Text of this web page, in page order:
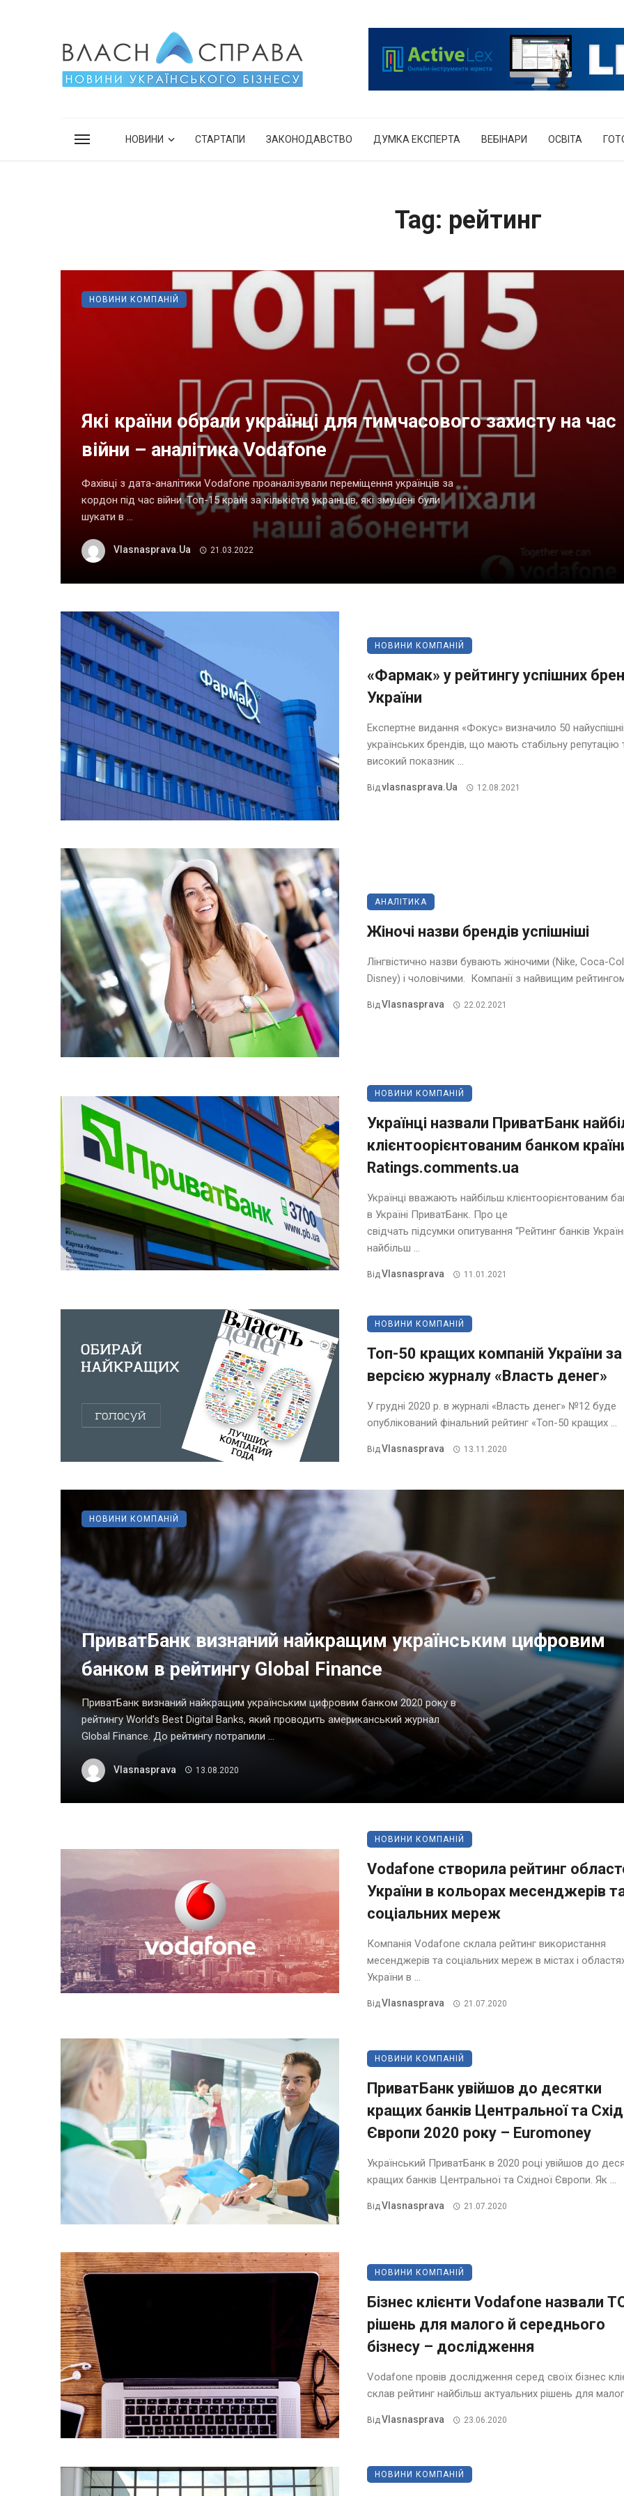
НОВИНИ СТАРТАПИ ЗАКОНОДАВСТВО ДУМКА ЕКСПЕРТА ВЕБІНАРИ ОСВІТА
Tag: рейтинг
Які країни обрали українці для тимчасового захисту на час
війни – аналітика Vodafone
Фахівці з дата-аналітики Vodafone проаналізували переміщення українців за
кордон під час війни. Топ-15 країн за кількістю українців, які змушені були
шукати в ...
Vlasnasprava.ua 21.03.2022
НОВИНИ КОМПАНІЙ
НОВИНИ КОМПАНІЙ
«Фармак» у рейтингу успішних
України
Експертне видання «Фокус» визначило 50
українських брендів, що мають стабільну репутацію
високий показник ...
ВідVlasnasprava.ua 12.08.2021
АНАЛІТИКА
Жіночі назви брендів успішніші
Лінгвістично назви бувають жіночими (Nike, Coca-
Disney) і чоловічими. Компанії з найвищим
ВідVlasnasprava 22.02.2021
НОВИНИ КОМПАНІЙ
Українці назвали ПриватБанк
клієнтоорієнтованим банком
Ratings.comments.ua
Українці вважають найбільш клієнтоорієнтованим
в Україні ПриватБанк. Про це
свідчать підсумки опитування “Рейтинг банків
найбільш ...
ВідVlasnasprava 11.01.2021
НОВИНИ КОМПАНІЙ
Топ-50 кращих компаній України за
версією журналу «Власть денег»
У грудні 2020 р. в журналі «Власть денег» №12 буде
опублікований фінальний рейтинг «Топ-50 кращих ...
Від Vlasnasprava 13.11.2020
ПриватБанк визнаний найкращим українським цифровим
банком в рейтингу Global Finance
ПриватБанк визнаний найкращим українським цифровим банком 2020 року в
рейтингу World’s Best Digital Banks, який проводить американський журнал
Global Finance. До рейтингу потрапили ...
Vlasnasprava 13.08.2020
НОВИНИ КОМПАНІЙ
НОВИНИ КОМПАНІЙ
Vodafone створила рейтинг
України в кольорах месенджерів
соціальних мереж
Компанія Vodafone склала рейтинг використання
месенджерів та соціальних мереж в містах і
України в ...
ВідVlasnasprava 21.07.2020
НОВИНИ КОМПАНІЙ
ПриватБанк увійшов до десятки
кращих банків Центральної та
Європи 2020 року – Euromoney
Український ПриватБанк в 2020 році увійшов до
кращих банків Центральної та Східної Європи. Як ...
Від Vlasnasprava 21.07.2020
НОВИНИ КОМПАНІЙ
Бізнес клієнти Vodafone назвали
рішень для малого й середнього
бізнесу – дослідження
Vodafone провів дослідження серед своїх бізнес
склав рейтинг найбільш актуальних рішень для
Від Vlasnasprava 23.06.2020
НОВИНИ КОМПАНІЙ